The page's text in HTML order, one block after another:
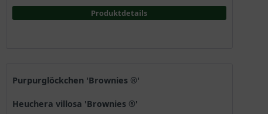
Produktdetails
Purpurglöckchen 'Brownies ®'
Heuchera villosa 'Brownies ®'